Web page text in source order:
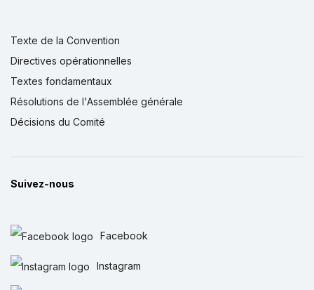
Texte de la Convention
Directives opérationnelles
Textes fondamentaux
Résolutions de l'Assemblée générale
Décisions du Comité
Suivez-nous
Facebook
Instagram